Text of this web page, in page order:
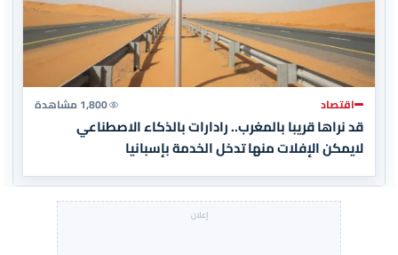
اقتصاد 1,800 مشاهدة
قد نراها قريبا بالمغرب.. رادارات بالذكاء الاصطناعي
لايمكن الإفلات منها تدخل الخدمة بإسبانيا